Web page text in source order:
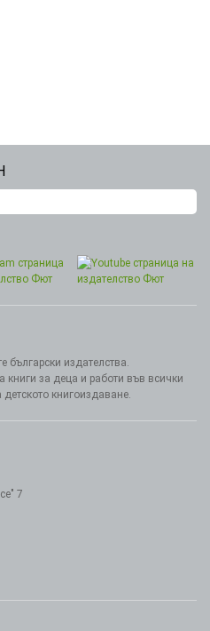
български издателства.
книги за деца и работи във всички
книгоиздаване.
7